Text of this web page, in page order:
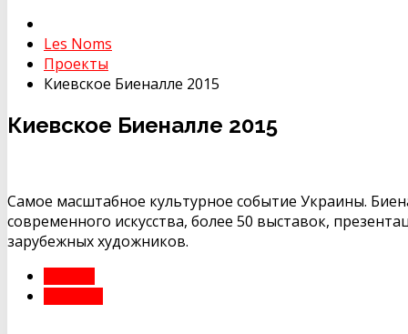
Les Noms
Проекты
Киевское Биеналле 2015
Киевское Биеналле 2015
Самое масштабное культурное событие Украины.
современного искусства, более 50 выставок,
зарубежных художников.